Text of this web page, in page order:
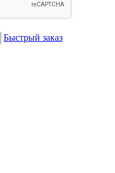
Быстрый заказ